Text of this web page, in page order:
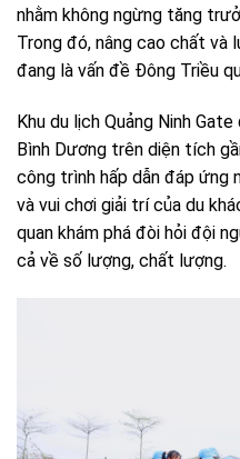
nhằm không ngừng tăng
Trong đó, nâng cao chất và
đang là vấn đề Đông Triều
Khu du lịch Quảng Ninh
Bình Dương trên diện tích
công trình hấp dẫn đáp ứng
và vui chơi giải trí của du
quan khám phá đòi hỏi đội
cả về số lượng, chất lượng.